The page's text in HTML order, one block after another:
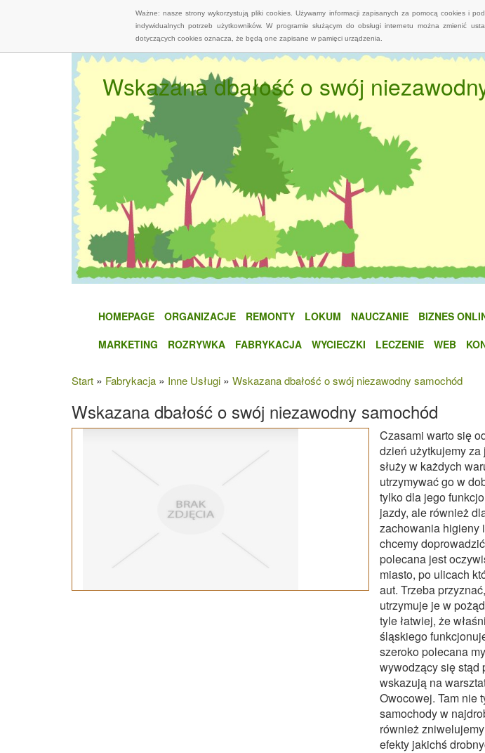
Ważne: nasze strony wykorzystują pliki cookies. Używamy informacji zapisanych za pomocą cookies i
indywidualnych potrzeb użytkowników. W programie służącym do obsługi internetu można zmienić
dotyczących cookies oznacza, że będą one zapisane w pamięci urządzenia.
Wskazana dbałość o swój
HOMEPAGE ORGANIZACJE REMONTY LOKUM NAUCZANIE BIZNES
MARKETING
ROZRYWKA FABRYKACJA WYCIECZKI LECZENIE WEB
Start » Fabrykacja » Inne Usługi » Wskazana dbałość o swój niezawodny samochód
Wskazana dbałość o swój niezawodny samochód
Czasami warto się
dzień użytkujemy
służy w każdych
utrzymywać go w
tylko dla jego
jazdy, ale również
zachowania higieny
chcemy
polecana jest
miasto, po ulicach
aut. Trzeba
utrzymuje je w
tyle łatwiej, że
śląskiego
szeroko polecana
wywodzący się stąd
wskazują na
Owocowej. Tam nie
samochody w
również
efekty jakichś